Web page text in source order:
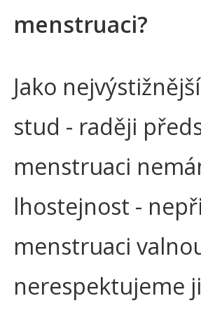
menstruaci?
Jako
stud - raději
menstruaci
lhostejnost -
menstruaci
nerespektujeme